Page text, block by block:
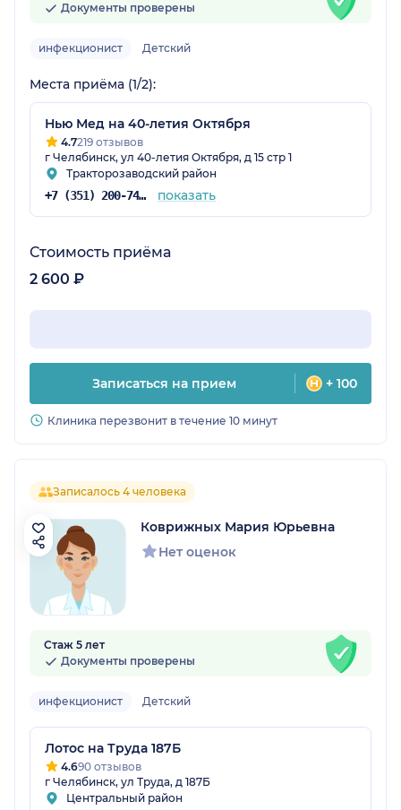
Документы проверены
инфекционист Детский
Места приёма (1/2):
Нью Мед на 40-летия Октября
4.7219 отзывов
г Челябинск, ул 40-летия Октября, д 15 стр 1
Тракторозаводский район
+7 (351) 200-74-98 показать
Стоимость приёма
2 600 ₽
Записаться на прием + 100
Клиника перезвонит в течение 10 минут
Записалось 4 человека
Коврижных Мария Юрьевна
Нет оценок
Стаж 5 лет
Документы проверены
инфекционист Детский
Лотос на Труда 187Б
4.690 отзывов
г Челябинск, ул Труда, д 187Б
Центральный район